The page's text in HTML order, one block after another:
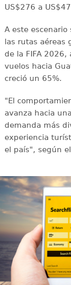
US$276 a
A este
las rutas aéreas
de la FIFA
vuelos hacia
creció un 65%.
"El
avanza hacia
demanda más
experiencia
el país", según